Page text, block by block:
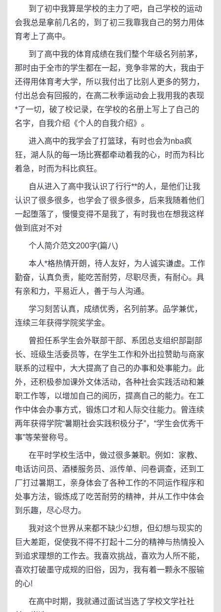
到了初中我算是学校的主力了吧，自己学校的运动
会我总是拿前几名的，到了初三我靠我自己的努力用体
育考上了高中。
到了高中我的体育成绩在我们整个年级名列前茅，
那时由于全市的学生都在一起，竞争非常的大，我由于
还得用体育考大学，所以我付出了比别人更多的努力，
付出总会有回报的，在高二秋季运动会上我用我的表现
*了一切，破了校记录，在学校的名册上写上了自己的
名字，自我介绍《个人的自我介绍》。
进入高中的我学会了打篮球，有时也会为nba疯
狂，湖人队的每一场比赛都牵动着我的心，时而为科比
着急，时而为科比疯狂。
自从进入了高中我认识了行行**的人，是他们让我
认识了很多很多，也学会了很多很多，后来我随着他们
一起堕落了，慢慢变得不是我了，有时我也在想我这样
做到底对不对
个人简介范文200字(篇八)
本人*格热情开朗，待人友好，为人诚实谦虚。工作
勤奋，认真负责，能吃苦耐劳，尽职尽责，有耐心。具
有亲和力，平易近人，善于与人沟通。
学习刻苦认真，成绩优秀，名列前茅。品学兼优，
连续三年获得学院奖学金。
曾担任系学生会外联部干部、系团总支组织部副部
长、班级生活委员等，在学生工作和外出拉赞助与商家
联系的过程中，大大提高了自己的办事和处事能力。此
外，还积极参加课外文体活动，各种社会实践活动和兼
职工作等，以增加自己的阅历，提高自己的能力。在工
作中体会办事方式，锻炼口才和人际交往能力。曾连续
两年获得学院“暑期社会实践积极分子”，“学生会优秀干
事”等荣誉称号。
在平时学校生活中，做过很多兼职。例如：家教、
电话访问员、酒楼服务员、派传单、问卷调查，还到工
厂打过暑期工，亲身体会了各种工作的不同运作程序和
处事方法，锻炼成了吃苦耐劳的精神，并从工作中体会
到乐趣，尽心尽力。
我对这个世界从来都不缺少幻想，但幻想与现实的
巨大差距，促使我不得不打起十二分的精神与热情投入
到追求理想的工作去。我喜欢挑战，喜欢为人所不能，
喜欢打破墨守成规的旧俗，因为，我有着一颗永不服输
的心!
在高中时期，我就通过面试当选了学校文学社社